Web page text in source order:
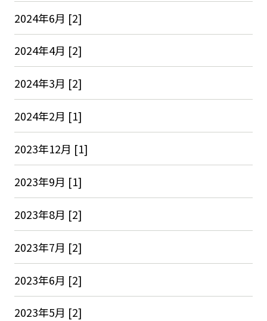
2024年6月 [2]
2024年4月 [2]
2024年3月 [2]
2024年2月 [1]
2023年12月 [1]
2023年9月 [1]
2023年8月 [2]
2023年7月 [2]
2023年6月 [2]
2023年5月 [2]